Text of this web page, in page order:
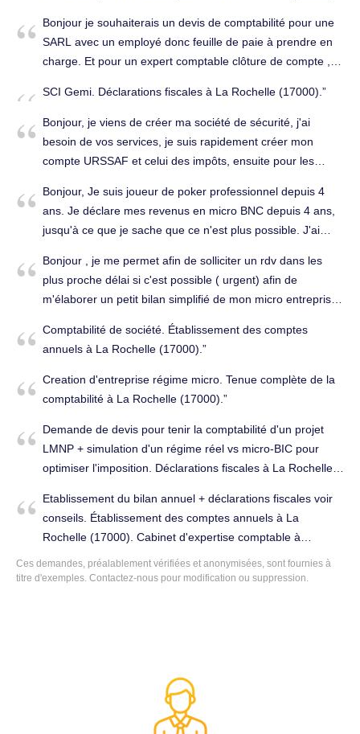
Bonjour je souhaiterais un devis de comptabilité pour une
SARL avec un employé donc feuille de paie à prendre en
charge. Et pour un expert comptable clôture de compte ,
comptabilité à La Rochelle (17000).
SCI Gemi. Déclarations fiscales à La Rochelle (17000).
Bonjour, je viens de créer ma société de sécurité, j'ai
besoin de vos services, je suis rapidement créer mon
compte URSSAF et celui des impôts, ensuite pour les
comptabilité à La Rochelle (17000).
Bonjour, Je suis joueur de poker professionnel depuis 4
ans. Je déclare mes revenus en micro BNC depuis 4 ans,
jusqu'à ce que je sache que ce n'est plus possible. J'ai
si vous proposez des services de comptabilité, notamment
pour gérer les déclarations URSSAF, IS et IR ainsi que
l'optimisation fiscale. L'EI est tout juste créé, pour l'instant il
n'y a pas eu de déclarations. Merci pour votre réponse.
Tenue complète de la comptabilité à La Rochelle (17000).
Bonjour , je me permet afin de solliciter un rdv dans les
plus proche délai si c'est possible ( urgent) afin de
m'élaborer un petit bilan simplifié de mon micro entreprise
, dans l'attente de votre réponse je reste à votre disposition
pour toute information complémentaire. cordialement,
Tenue complète de la comptabilité à La Rochelle (17000).
Comptabilité de société. Établissement des comptes
annuels à La Rochelle (17000).
Creation d'entreprise régime micro. Tenue complète de la
comptabilité à La Rochelle (17000).
Demande de devis pour tenir la comptabilité d'un projet
LMNP + simulation d'un régime réel vs micro-BIC pour
optimiser l'imposition. Déclarations fiscales à La Rochelle
Etablissement du bilan annuel + déclarations fiscales voir
conseils. Établissement des comptes annuels à La
Rochelle (17000). Cabinet d'expertise comptable à
changer.
Ces demandes, préalablement vérifiées et anonymisées, sont fournies à
titre d'exemples. Contactez-nous pour modification ou suppression.